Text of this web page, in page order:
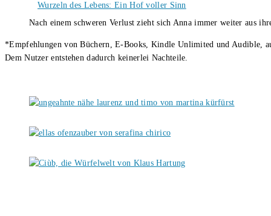
Wurzeln des Lebens: Ein Hof voller Sinn
Nach einem schweren Verlust zieht sich Anna immer weiter aus
*Empfehlungen von Büchern, E-Books, Kindle Unlimited und Audible,
Dem Nutzer entstehen dadurch keinerlei Nachteile.